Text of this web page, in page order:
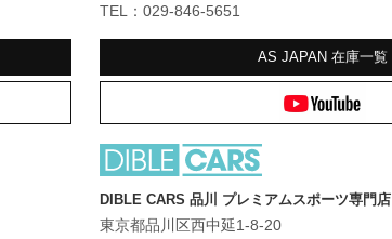
TEL：029-846-5651
AS JAPAN 在庫一覧
DIBLE CARS 品川 プレミアムスポーツ専門店
東京都品川区西中延1-8-20